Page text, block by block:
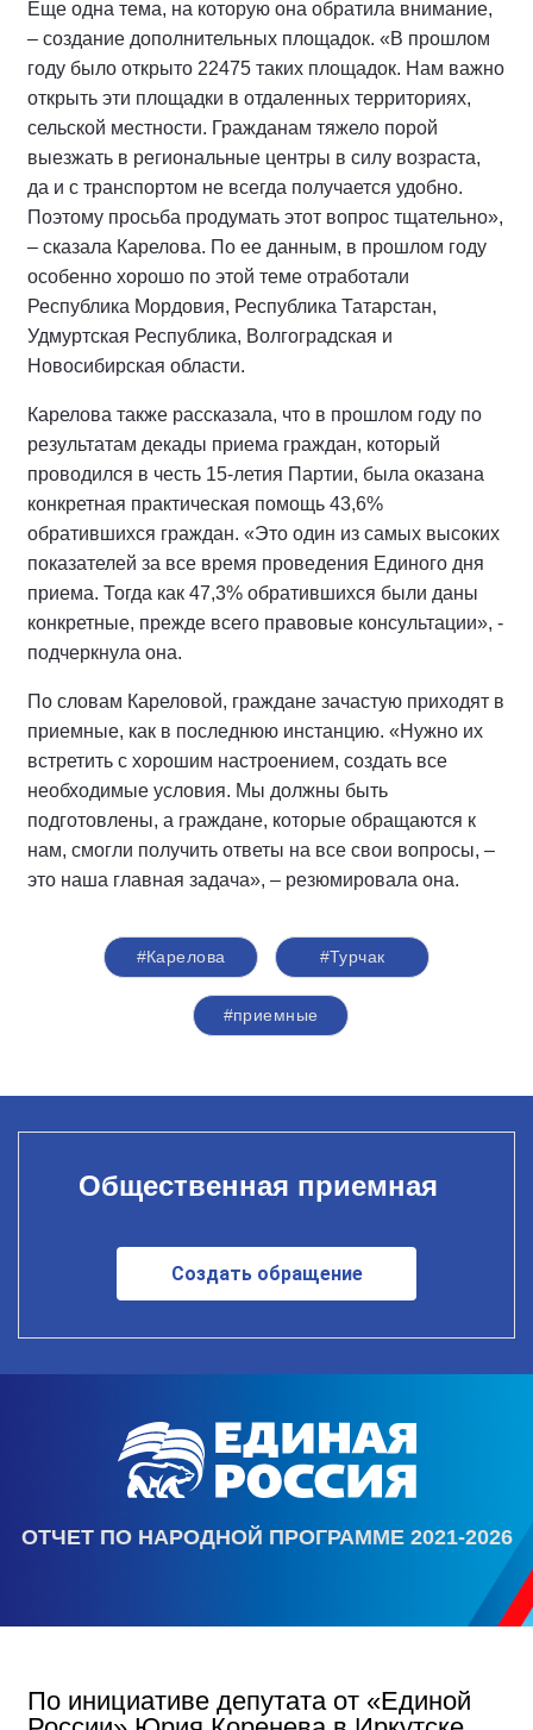
Еще одна тема, на которую она обратила внимание,
– создание дополнительных площадок. «В прошлом
году было открыто 22475 таких площадок. Нам важно
открыть эти площадки в отдаленных территориях,
сельской местности. Гражданам тяжело порой
выезжать в региональные центры в силу возраста,
да и с транспортом не всегда получается удобно.
Поэтому просьба продумать этот вопрос тщательно»,
– сказала Карелова. По ее данным, в прошлом году
особенно хорошо по этой теме отработали
Республика Мордовия, Республика Татарстан,
Удмуртская Республика, Волгоградская и
Новосибирская области.
Карелова также рассказала, что в прошлом году по
результатам декады приема граждан, который
проводился в честь 15-летия Партии, была оказана
конкретная практическая помощь 43,6%
обратившихся граждан. «Это один из самых высоких
показателей за все время проведения Единого дня
приема. Тогда как 47,3% обратившихся были даны
конкретные, прежде всего правовые консультации», -
подчеркнула она.
По словам Кареловой, граждане зачастую приходят в
приемные, как в последнюю инстанцию. «Нужно их
встретить с хорошим настроением, создать все
необходимые условия. Мы должны быть
подготовлены, а граждане, которые обращаются к
нам, смогли получить ответы на все свои вопросы, –
это наша главная задача», – резюмировала она.
#Карелова #Турчак
#приемные
Общественная приемная
Создать обращение
ОТЧЕТ ПО НАРОДНОЙ ПРОГРАММЕ 2021-2026
По инициативе депутата от «Единой